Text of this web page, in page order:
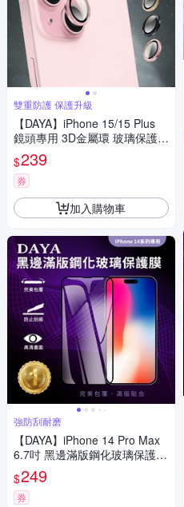
雙重防護 保護升級
【DAYA】iPhone 15/15 Plus
鏡頭專用 3D金屬環 玻璃保護貼
膜
$239
券
加入購物車
強防刮耐磨
【DAYA】iPhone 14 Pro Max
6.7吋 黑邊滿版鋼化玻璃保護貼
膜
$249
券